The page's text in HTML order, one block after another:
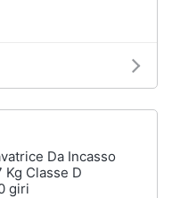
Da Incasso
Kg Classe D
giri